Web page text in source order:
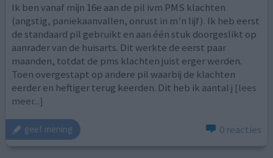
Ik ben vanaf mijn 16e aan de pil ivm PMS klachten
(angstig, paniekaanvallen, onrust in m’n lijf). Ik heb eerst
de standaard pil gebruikt en aan één stuk doorgeslikt op
aanrader van de huisarts. Dit werkte de eerst paar
maanden, totdat de pms klachten juist erger werden.
Toen overgestapt op andere pil waarbij de klachten
eerder en heftiger terug keerden. Dit heb ik aantal j [lees
meer...]
geef mening 0 reacties